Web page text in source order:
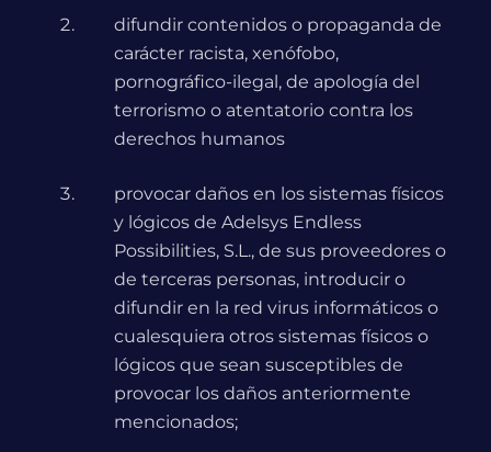
difundir contenidos o propaganda de
carácter racista, xenófobo,
pornográfico-ilegal, de apología del
terrorismo o atentatorio contra los
derechos humanos
provocar daños en los sistemas físicos
y lógicos de Adelsys Endless
Possibilities, S.L., de sus proveedores o
de terceras personas, introducir o
difundir en la red virus informáticos o
cualesquiera otros sistemas físicos o
lógicos que sean susceptibles de
provocar los daños anteriormente
mencionados;